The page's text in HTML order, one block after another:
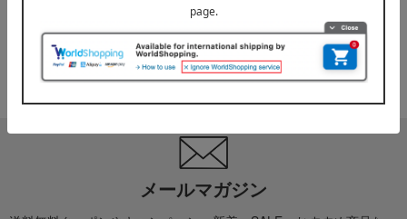
2025年10月03日
『お届け先のご住所』ご確認のお願い
メールマガジン